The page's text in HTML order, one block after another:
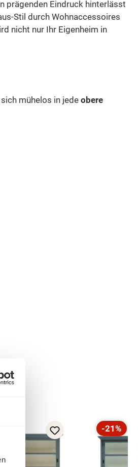
prägenden Eindruck hinterlässt
Stil durch Wohnaccessoires
nicht nur Ihr Eigenheim in
mühelos in jede obere
Rabatt
-21%